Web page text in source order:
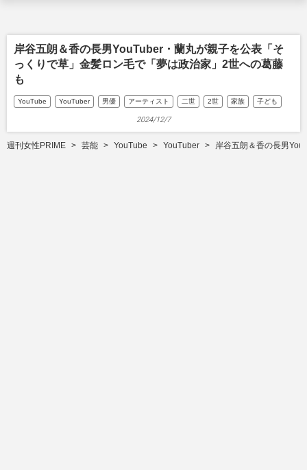
岸谷五朗＆香の長男YouTuber・蘭丸が親子を公表「そ
っくりで草」金髪ロン毛で「夢は政治家」2世への葛藤
も
YouTube YouTuber 男優 アーティスト 二世 2世 家族 子ども
2024/12/7
週刊女性PRIME 芸能 YouTube YouTuber 岸谷五朗＆香の長男